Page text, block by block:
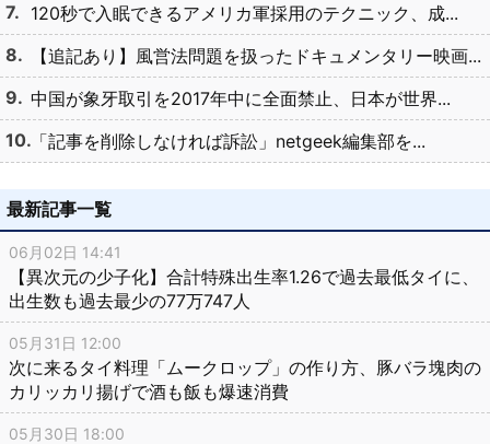
120秒で入眠できるアメリカ軍採用のテクニック、成...
【追記あり】風営法問題を扱ったドキュメンタリー映画...
中国が象牙取引を2017年中に全面禁止、日本が世界...
「記事を削除しなければ訴訟」netgeek編集部を...
最新記事一覧
06月02日 14:41
【異次元の少子化】合計特殊出生率1.26で過去最低タイに、
出生数も過去最少の77万747人
05月31日 12:00
次に来るタイ料理「ムークロップ」の作り方、豚バラ塊肉の
カリッカリ揚げで酒も飯も爆速消費
05月30日 18:00